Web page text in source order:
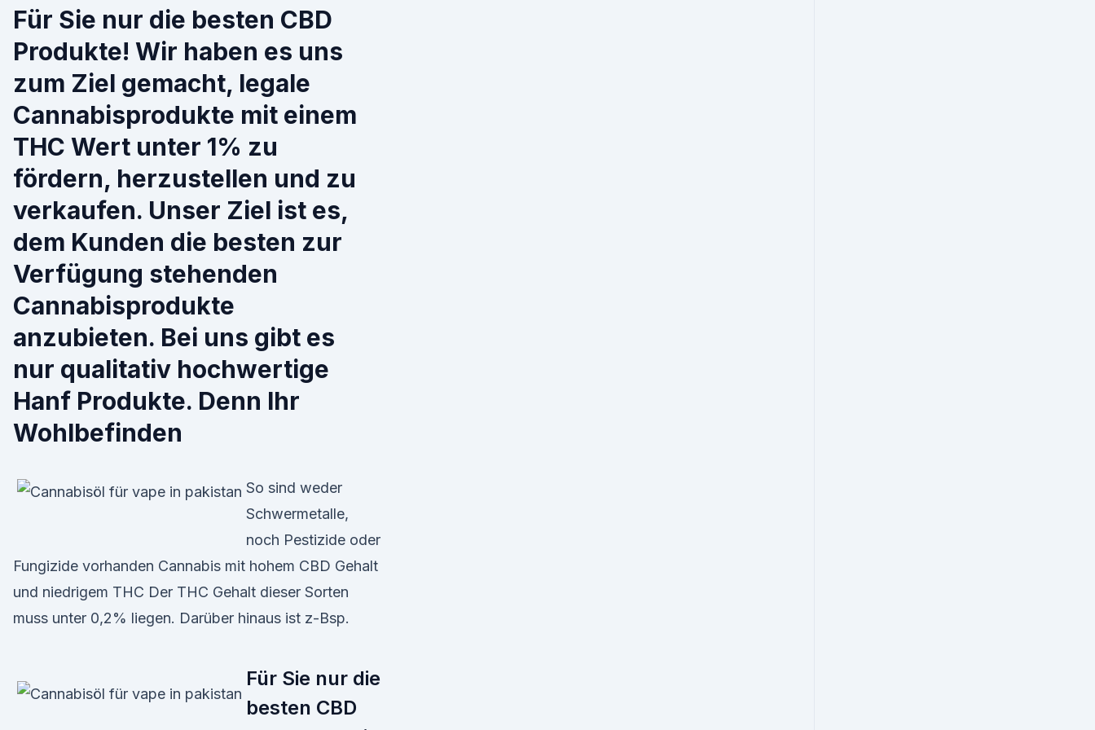
Für Sie nur die besten CBD
Produkte! Wir haben es uns
zum Ziel gemacht, legale
Cannabisprodukte mit einem
THC Wert unter 1% zu
fördern, herzustellen und zu
verkaufen. Unser Ziel ist es,
dem Kunden die besten zur
Verfügung stehenden
Cannabisprodukte
anzubieten. Bei uns gibt es
nur qualitativ hochwertige
Hanf Produkte. Denn Ihr
Wohlbefinden
So sind weder
Schwermetalle,
noch Pestizide oder
Fungizide vorhanden Cannabis mit hohem CBD Gehalt
und niedrigem THC Der THC Gehalt dieser Sorten
muss unter 0,2% liegen. Darüber hinaus ist z-Bsp.
Für Sie nur die
besten CBD